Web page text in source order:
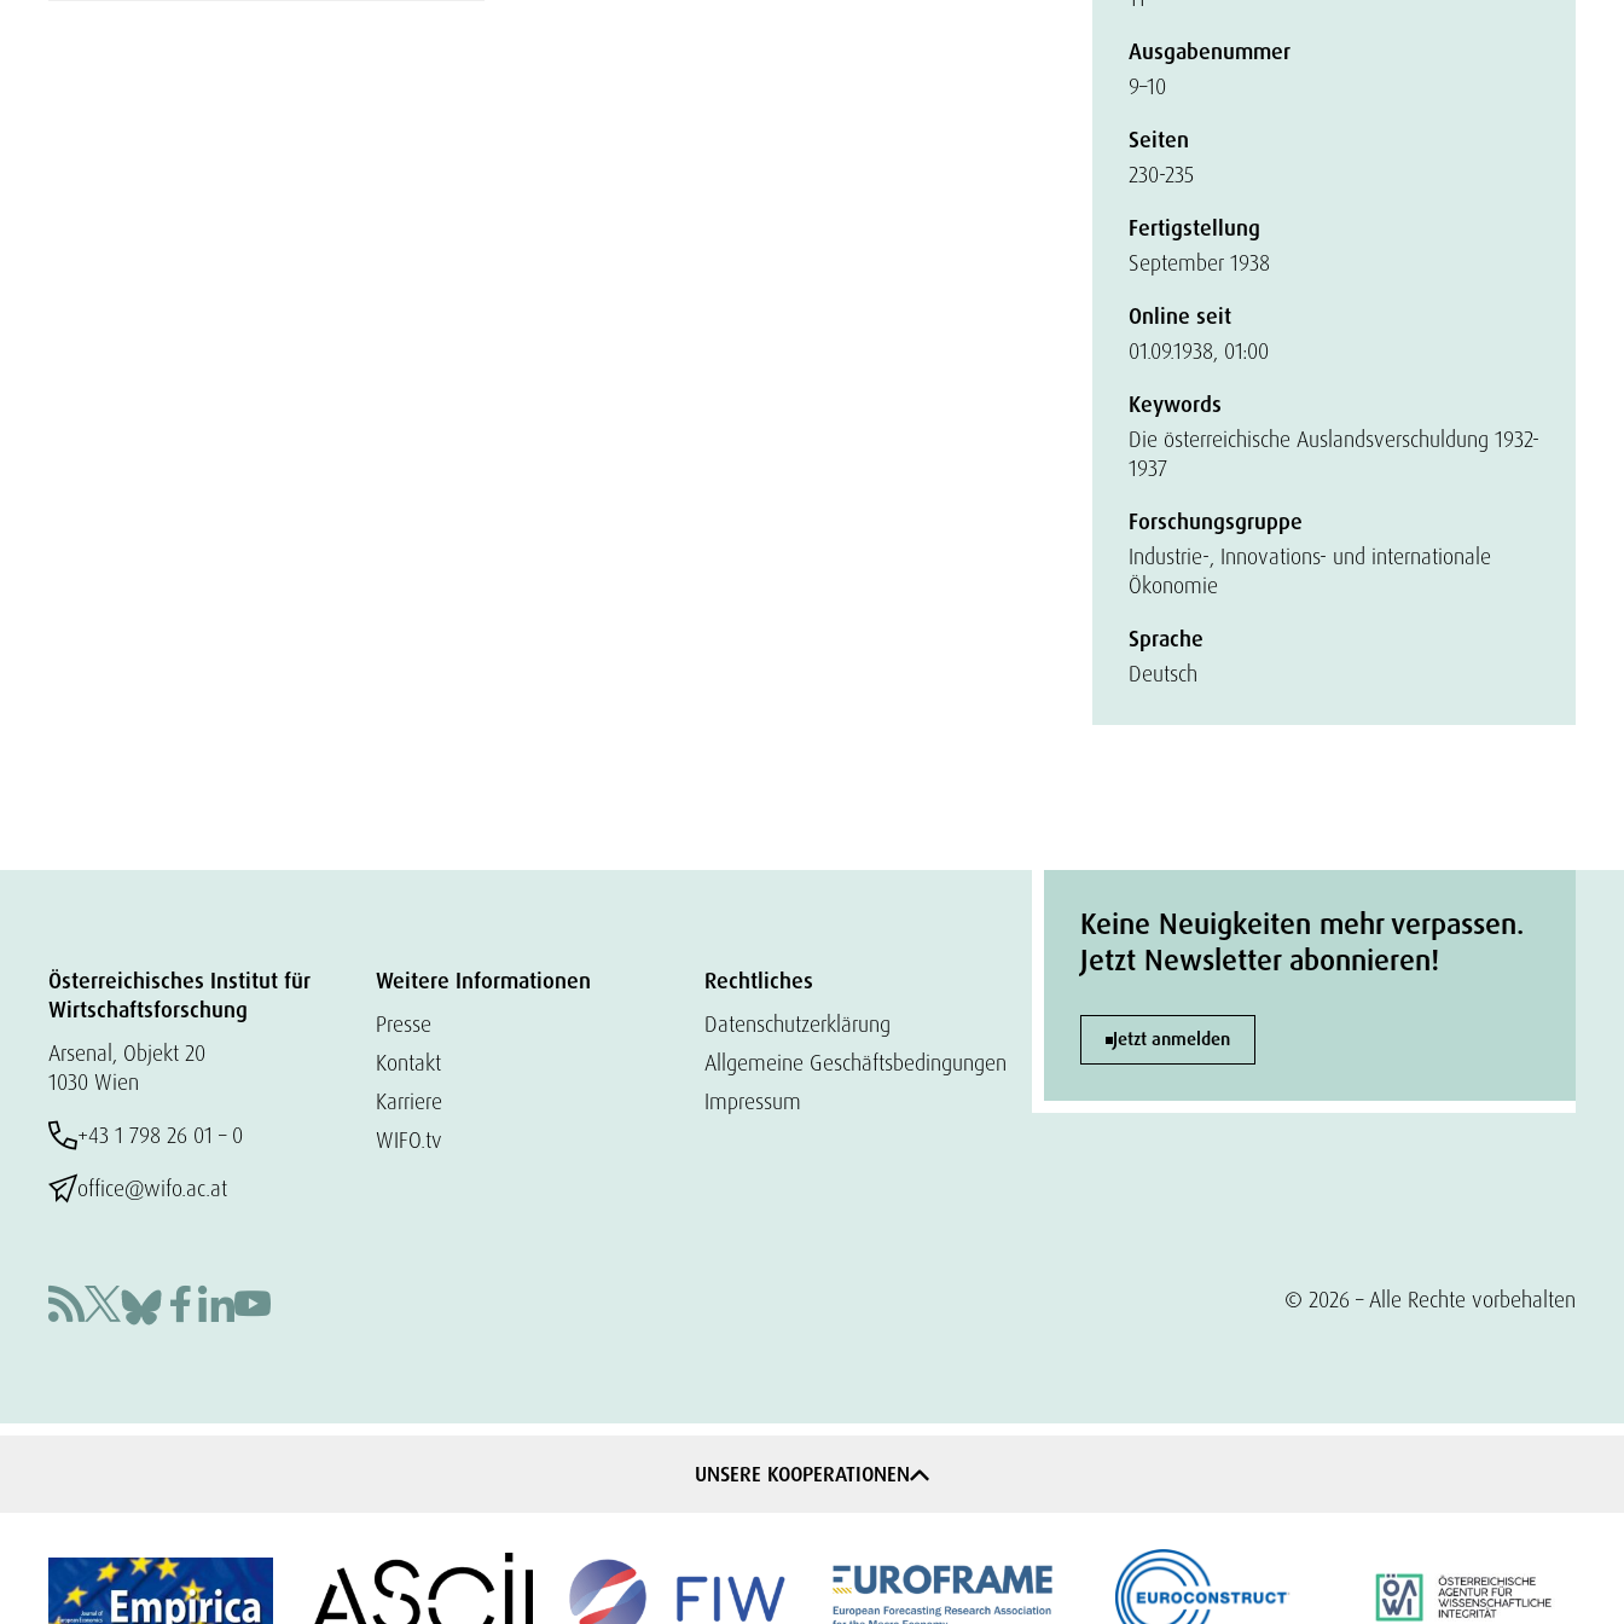
Ausgabenummer
9–10
Seiten
230-235
Fertigstellung
September 1938
Online seit
01.09.1938, 01:00
Keywords
Die österreichische Auslandsverschuldung 1932-
1937
Forschungsgruppe
Industrie-, Innovations- und internationale
Ökonomie
Sprache
Deutsch
Österreichisches Institut für
Wirtschaftsforschung
Arsenal, Objekt 20
1030 Wien
+43 1 798 26 01 – 0
office@wifo.ac.at
Weitere Informationen
Presse
Kontakt
Karriere
WIFO.tv
Rechtliches
Datenschutzerklärung
Allgemeine Geschäftsbedingungen
Impressum
Keine Neuigkeiten mehr verpassen.
Jetzt Newsletter abonnieren!
Jetzt anmelden
© 2026 – Alle Rechte vorbehalten
UNSERE KOOPERATIONEN